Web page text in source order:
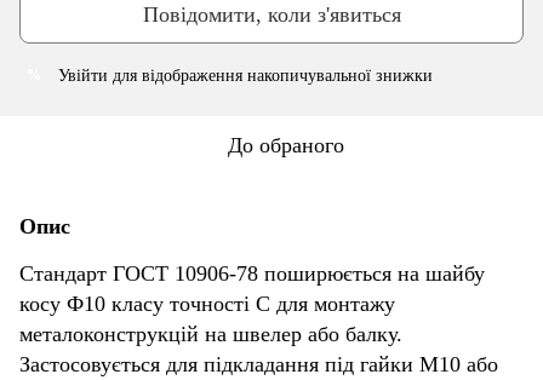
Повідомити, коли з'явиться
Увійти для відображення накопичувальної знижки
До обраного
Опис
Стандарт ГОСТ 10906-78 поширюється на шайбу
косу Ф10 класу точності С для монтажу
металоконструкцій на швелер або балку.
Застосовується для підкладання під гайки М10 або